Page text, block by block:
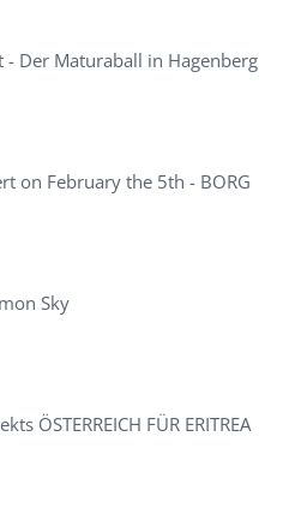
- Der Maturaball in Hagenberg
on February the 5th - BORG
Sky
ÖSTERREICH FÜR ERITREA